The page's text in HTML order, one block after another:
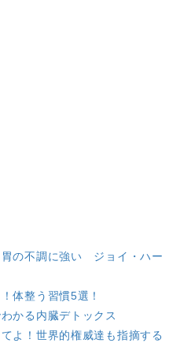
の不調に強い ジョイ・ハー
体整う習慣5選！
かる内臓デトックス
よ！世界的権威達も指摘する